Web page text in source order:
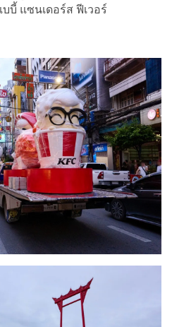
บี้ แซนเดอร์ส ฟีเวอร์